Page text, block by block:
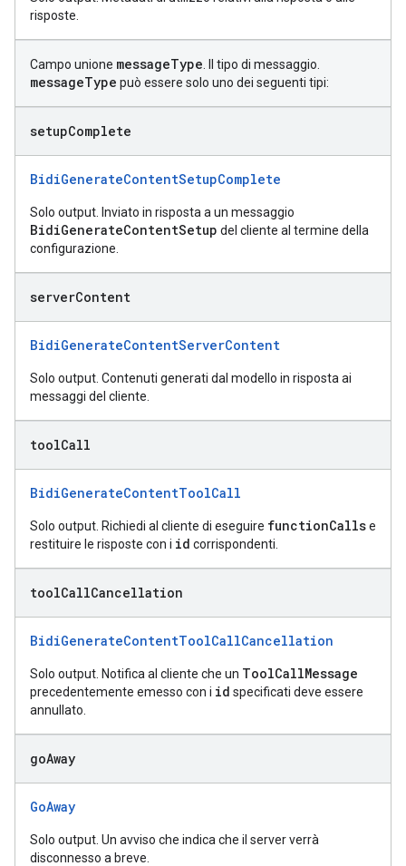
risposte.
Campo unione messageType . Il tipo di messaggio.
messageType può essere solo uno dei seguenti tipi:
setupComplete
BidiGenerateContentSetupComplete
Solo output. Inviato in risposta a un messaggio
BidiGenerateContentSetup del cliente al termine della
configurazione.
serverContent
BidiGenerateContentServerContent
Solo output. Contenuti generati dal modello in risposta ai
messaggi del cliente.
toolCall
BidiGenerateContentToolCall
Solo output. Richiedi al cliente di eseguire functionCallse
restituire le risposte con i id corrispondenti.
toolCallCancellation
BidiGenerateContentToolCallCancellation
Solo output. Notifica al cliente che un ToolCallMessage
precedentemente emesso con i id specificati deve essere
annullato.
goAway
GoAway
Solo output. Un avviso che indica che il server verrà
disconnesso a breve.